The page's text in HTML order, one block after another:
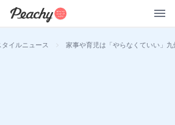
タイルニュース > 家事や育児は「やらなくていい」